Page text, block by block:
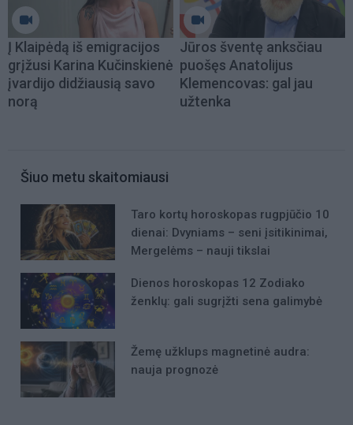
Į Klaipėdą iš emigracijos
grįžusi Karina Kučinskienė
įvardijo didžiausią savo
norą
Jūros šventę anksčiau
puošęs Anatolijus
Klemencovas: gal jau
užtenka
Šiuo metu skaitomiausi
Taro kortų horoskopas rugpjūčio 10
dienai: Dvyniams – seni įsitikinimai,
Mergelėms – nauji tikslai
Dienos horoskopas 12 Zodiako
ženklų: gali sugrįžti sena galimybė
Žemę užklups magnetinė audra:
nauja prognozė